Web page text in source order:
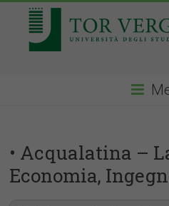
• Acqualatina –
Economia,